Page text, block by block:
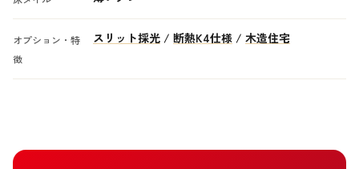
オプション・特
徴
スリット採光 / 断熱K4仕様 / 木造住宅